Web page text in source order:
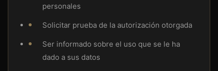
personales
Solicitar prueba de la autorización otorgada
Ser informado sobre el uso que se le ha
dado a sus datos